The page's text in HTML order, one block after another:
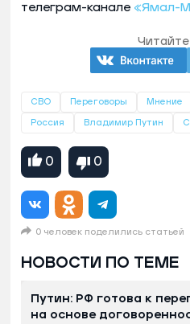
телеграм-канале «Ямал-
Читайте
СВО Переговоры Мнение
Россия Владимир Путин
0 0
0 человек поделились статьей
НОВОСТИ ПО ТЕМЕ
Путин: РФ готова к
на основе